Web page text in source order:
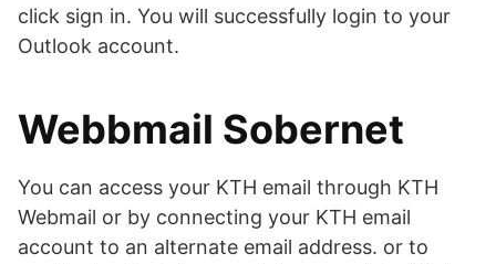
click sign in. You will successfully login to your
Outlook account.
Webbmail Sobernet
You can access your KTH email through KTH
Webmail or by connecting your KTH email
account to an alternate email address. or to